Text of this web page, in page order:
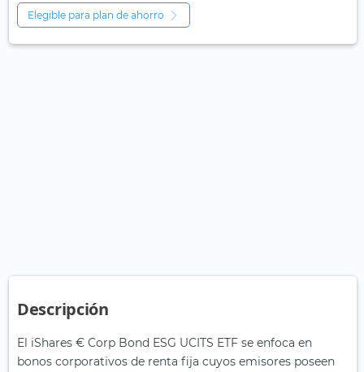
Elegible para plan de ahorro
Descripción
El iShares € Corp Bond ESG UCITS ETF se enfoca en
bonos corporativos de renta fija cuyos emisores poseen